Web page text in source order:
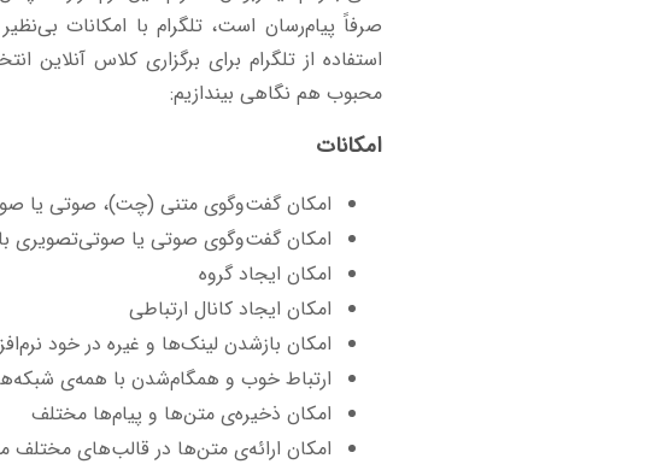
صرفاً پیام‌رسان است، تلگرام با امکانات
استفاده از تلگرام برای برگزاری کلاس آنلاین
محبوب هم نگاهی بیندازیم:
امکانات
امکان گفت‌وگوی متنی (چت)، صوتی یا
امکان گفت‌وگوی صوتی یا صوتی‌تصویری
امکان ایجاد گروه
امکان ایجاد کانال ارتباطی
امکان بازشدن لینک‌ها و غیره در خود
ارتباط خوب و همگام‌شدن با همه‌ی
امکان ذخیره‌ی متن‌ها و پیام‌ها مختلف
امکان ارائه‌ی متن‌ها در قالب‌های مختلف